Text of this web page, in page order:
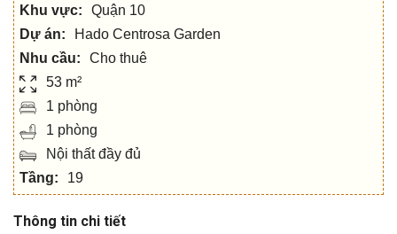
Khu vực:
Quận 10
Dự án:
Hado Centrosa Garden
Nhu cầu:
Cho thuê
53 m²
1 phòng
1 phòng
Nội thất đầy đủ
Tầng:
19
Thông tin chi tiết